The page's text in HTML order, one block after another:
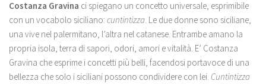
Costanza Gravina ci spiegano un concetto universale, esprimibile
con un vocabolo siciliano: cuntintizza . Le due donne sono siciliane,
una vive nel palermitano, l’altra nel catanese. Entrambe amano la
propria isola, terra di sapori, odori, amori e vitalità. E’ Costanza
Gravina che esprime i concetti più belli, facendosi portavoce di una
bellezza che solo i siciliani possono condividere con lei. Cuntintizza